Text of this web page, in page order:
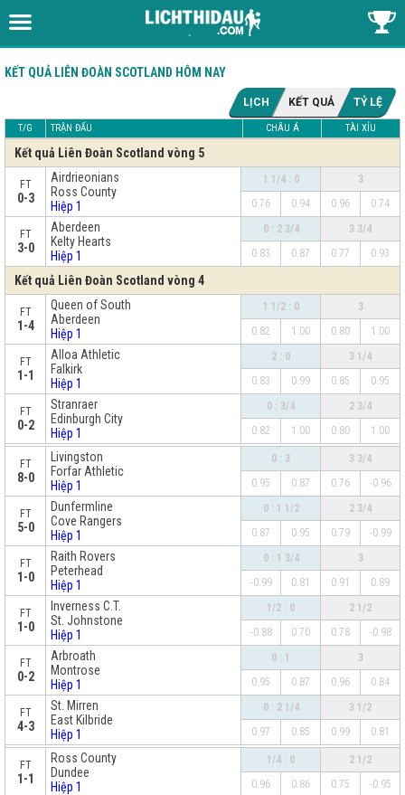
KẾT QUẢ LIÊN ĐOÀN SCOTLAND HÔM NAY
LỊCH KẾT QUẢ TỶ LỆ
T/G TRẬN ĐẤU CHÂU Á TÀI XỈU
Kết quả Liên Đoàn Scotland vòng 5
FT
0-3
Airdrieonians
Ross County
Hiệp 1
1 1/4 : 0
3
0.76
0.94 0.96 0.74
FT
3-0
Aberdeen
Kelty Hearts
Hiệp 1
0 : 2 3/4
3 3/4
0.83
0.87 0.77 0.93
Kết quả Liên Đoàn Scotland vòng 4
FT
1-4
Queen of South
Aberdeen
Hiệp 1
1 1/2 : 0
3
0.82
1.00 0.80 1.00
FT
1-1
Alloa Athletic
Falkirk
Hiệp 1
2 : 0
3 1/4
0.83
0.99 0.85 0.95
FT
0-2
Stranraer
Edinburgh City
Hiệp 1
0 : 3/4
2 3/4
0.82
1.00 0.80 1.00
x
FT
8-0
Livingston
Forfar Athletic
Hiệp 1
0 : 3
3 3/4
0.95
0.87 0.76 -0.96
FT
5-0
Dunfermline
Cove Rangers
Hiệp 1
0 : 1 1/2
2 3/4
0.87
0.95 0.79 -0.99
FT
1-0
Raith Rovers
Peterhead
Hiệp 1
0 : 1 3/4
3
-0.99
0.81 0.91 0.89
FT
1-0
Inverness C.T.
St. Johnstone
Hiệp 1
1/2 : 0
2 1/2
-0.88
0.70 0.78 -0.98
FT
0-2
Arbroath
Montrose
Hiệp 1
0 : 1
3
0.95
0.87 0.96 0.84
FT
4-3
St. Mirren
East Kilbride
Hiệp 1
0 : 2 1/4
3 1/2
0.97
0.85 0.99 0.81
x
FT
1-1
Ross County
Dundee
Hiệp 1
1/4 : 0
2 1/2
0.96
0.86 0.75 -0.95